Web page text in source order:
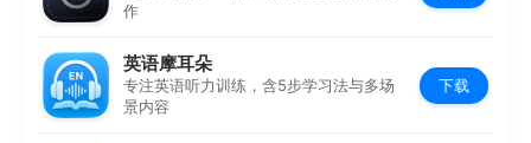
作
英语摩耳朵
专注英语听力训练，含5步学习法与多场
景内容
下载